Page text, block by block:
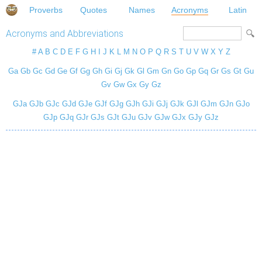
Proverbs Quotes Names Acronyms Latin
Acronyms and Abbreviations
# A B C D E F G H J K L M N O P Q R S T U V W X Y Z
Ga Gb Gc Gd Ge Gf Gg Gh Gi Gj Gk Gl Gm Gn Go Gp Gq Gr Gs Gt Gu
Gv Gw Gx Gy Gz
GJa GJb GJc GJd GJe GJf GJg GJh GJi GJj GJk GJl GJm GJn GJo
GJp GJq GJr GJs GJt GJu GJv GJw GJx GJy GJz